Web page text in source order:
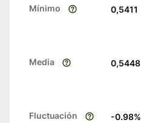
Mínimo 0,5411
Media 0,5448
Fluctuación -0.98%